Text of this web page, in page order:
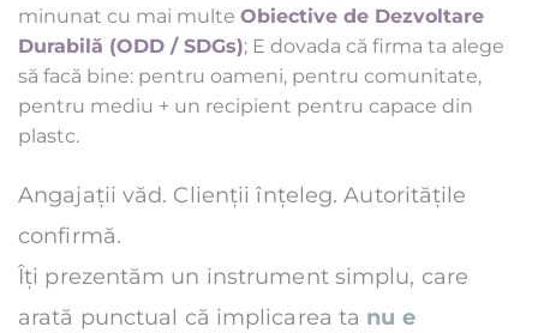
minunat cu mai multe Obiective de Dezvoltare
Durabilă (ODD / SDGs); E dovada că firma ta alege
să facă bine: pentru oameni, pentru comunitate,
pentru mediu + un recipient pentru capace din
plastc.
Angajații văd. Clienții înțeleg. Autoritățile
confirmă.
Îți prezentăm un instrument simplu, care
arată punctual că implicarea ta nu e